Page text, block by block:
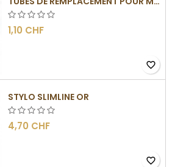
1,10 CHF
favorite_border
STYLO SLIMLINE OR
4,70 CHF
favorite_border